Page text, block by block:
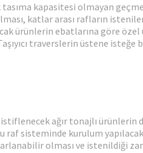
tasıma kapasitesi olmayan
katlar arası rafların
ürünlerin ebatlarına göre özel
traverslerin üstene
istiflenecek ağır tonajlı
sisteminde kurulum
olması ve istenildiği